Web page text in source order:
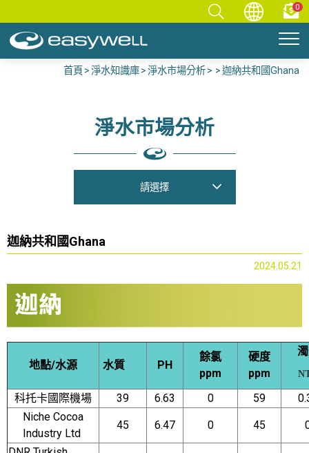
0
首頁 淨水知識庫 淨水市場分析 迦納共和國Ghana
淨水市場分析
請選擇
迦納共和國Ghana
2024.05.21
地點/水源 水質 PH
餘氯
ppm
硬度
ppm
科托卡國際機場 39 6.63 0 59
Niche Cocoa
Industry Ltd
45 6.47 0 45